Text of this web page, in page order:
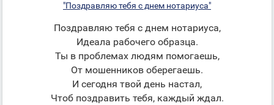
"Поздравляю тебя с днем нотариуса"
Поздравляю тебя с днем нотариуса,
Идеала рабочего образца.
Ты в проблемах людям помогаешь,
От мошенников оберегаешь.
И сегодня твой день настал,
Чтоб поздравить тебя, каждый ждал.